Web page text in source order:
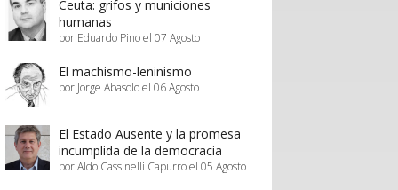
parte de Sernatur.
Ceuta: grifos y municiones
humanas
por Eduardo Pino el 07 Agosto
El machismo-leninismo
por Jorge Abasolo el 06 Agosto
El Estado Ausente y la promesa
incumplida de la democracia
por Aldo Cassinelli Capurro el 05 Agosto